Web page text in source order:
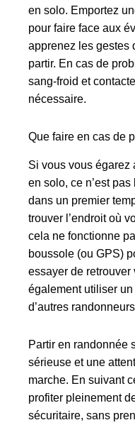
en solo. Emportez
pour faire face aux
apprenez les gestes
partir. En cas de
sang-froid et
nécessaire.
Que faire en cas de
Si vous vous égarez
en solo, ce n’est
dans un premier
trouver l’endroit où
cela ne fonctionne
boussole (ou GPS)
essayer de retrouver
également utiliser un
d’autres
Partir en randonnée
sérieuse et une
marche. En suivant
profiter pleinement
sécuritaire, sans